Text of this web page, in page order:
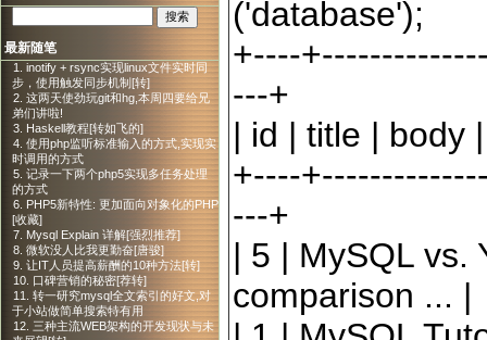
最新随笔
1. inotify + rsync实现linux文件实时同
步，使用触发同步机制[转]
2. 这两天使劲玩git和hg,本周四要给兄
弟们讲啦!
3. Haskell教程[转如飞的]
4. 使用php监听标准输入的方式,实现实
时调用的方式
5. 记录一下两个php5实现多任务处理
的方式
6. PHP5新特性: 更加面向对象化的PHP
[收藏]
7. Mysql Explain 详解[强烈推荐]
8. 微软没人比我更勤奋[唐骏]
9. 让IT人员提高薪酬的10种方法[转]
10. 口碑营销的秘密[荐转]
11. 转一研究mysql全文索引的好文,对
于小站做简单搜索特有用
12. 三种主流WEB架构的开发现状与未
('database');
+----
---+
| id | title | body |
+----
---+
| 5 | MySQL vs.
comparison ... |